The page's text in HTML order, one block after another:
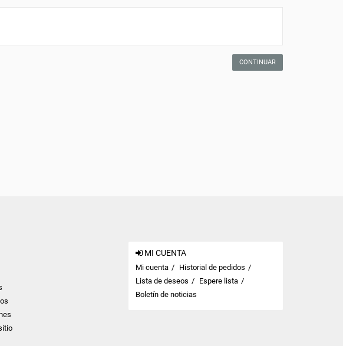
CONTINUAR
MI CUENTA
Mi cuenta
Historial de pedidos
Lista de deseos
Espere lista
Boletín de noticias